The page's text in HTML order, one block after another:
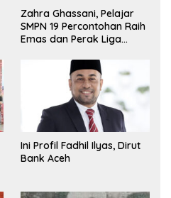
Zahra Ghassani, Pelajar
SMPN 19 Percontohan Raih
Emas dan Perak Liga
Ini Profil Fadhil Ilyas, Dirut
Bank Aceh